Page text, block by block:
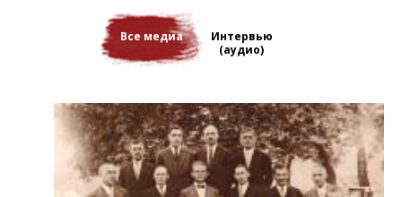
они поселились в Смеле в центральной Украине. София сначала
работала шофером на заводе, а потом в заводских бюро. В марте
1946, оказавшись во Вроцлаве (Силезия), который теперь стал
частью Польши, они не могли найти ни жилья, ни работы. Узнав
оправилась, и Софии пришлось взять на себя заботу о
пропитании. Она закончила учебу на вечерних курсах, активно
участвовала в деятельности оппозиционных кругов и в 1989 г.
стала одним из инициаторов создания Союза сибиряков. Ее
мемуары были одними из первых опубликованы в открытой
Все медиа
Интервью
(аудио)